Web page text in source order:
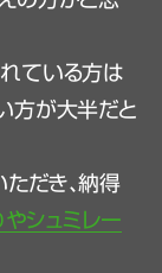
ている方は
方が大半だと
だき、納得
シュミレー